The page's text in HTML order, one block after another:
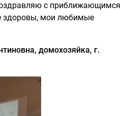
с приближающимся
здоровы, мои любимые
домохозяйка, г.